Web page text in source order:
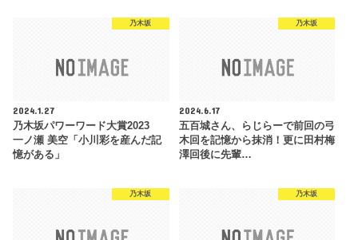
乃木坂
2024.1.27
乃木坂パワーワード大賞2023
一ノ瀬 美空「小川彩を産んだ記
憶がある」
乃木坂
2024.6.17
五百城さん、らじらーで前回の弓
木回を記憶から抹消！更に田村梅
澤回後に先輩…
乃木坂 乃木坂